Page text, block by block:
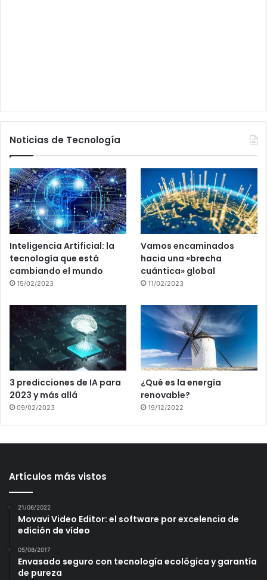
Noticias de Tecnología
Inteligencia Artificial: la
tecnología que está
cambiando el mundo
15/02/2023
Vamos encaminados
hacia una «brecha
cuántica» global
11/02/2023
3 predicciones de IA para
2023 y más allá
09/02/2023
¿Qué es la energía
renovable?
19/12/2022
Artículos más vistos
21/06/2022
Movavi Video Editor: el software por excelencia de
edición de vídeo
05/08/2017
Envasado seguro con tecnología ecológica y garantía
de pureza